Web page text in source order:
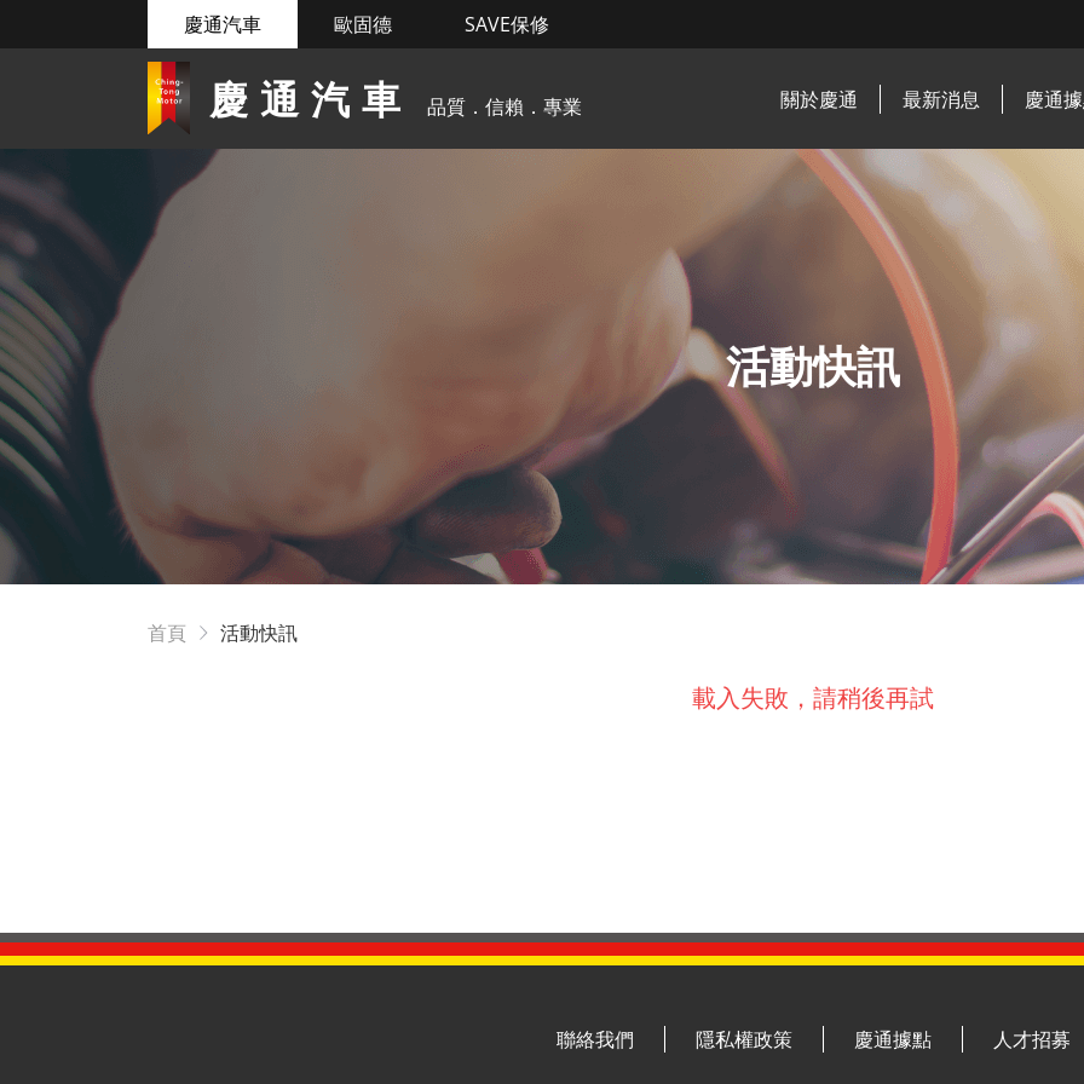
慶通汽車 歐固德 SAVE保修
慶通汽車 品質．信賴．專業 關於慶通 最新消息 慶通
活動快訊
首頁 活動快訊
載入失敗，請稍後再試
聯絡我們 隱私權政策 慶通據點 人才招募